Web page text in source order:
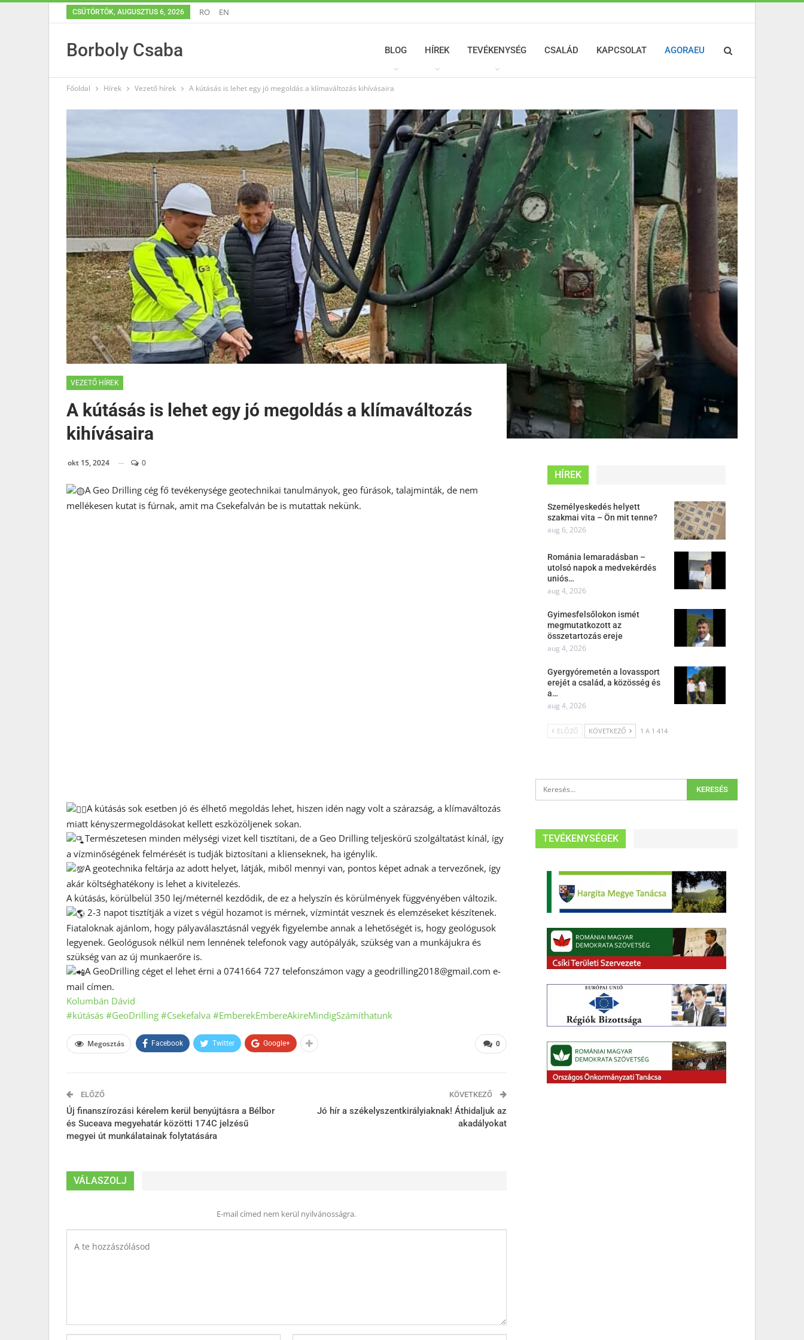
CSÜTÖRTÖK, AUGUSZTUS 6, 2026 RO EN
Borboly Csaba BLOG HÍREK TEVÉKENYSÉG CSALÁD KAPCSOLAT AGORAEU
Főoldal Hírek Vezető hírek A kútásás is lehet egy jó megoldás a klímaváltozás kihívásaira
VEZETŐ HÍREK
A kútásás is lehet egy jó megoldás a klímaváltozás
kihívásaira
okt 15, 2024 0
A Geo Drilling cég fő tevékenysége geotechnikai tanulmányok, geo fúrások, talajminták, de nem
mellékesen kutat is fúrnak, amit ma Csekefalván be is mutattak nekünk.
A kútásás sok esetben jó és élhető megoldás lehet, hiszen idén nagy volt a szárazság, a klímaváltozás
miatt kényszermegoldásokat kellett eszközöljenek sokan.
Természetesen minden mélységi vizet kell tisztítani, de a Geo Drilling teljeskörű szolgáltatást kínál, így
a vízminőségének felmérését is tudják biztosítani a klienseknek, ha igénylik.
A geotechnika feltárja az adott helyet, látják, miből mennyi van, pontos képet adnak a tervezőnek, így
akár költséghatékony is lehet a kivitelezés.
A kútásás, körülbelül 350 lej/méternél kezdődik, de ez a helyszín és körülmények függvényében változik.
2-3 napot tisztítják a vizet s végül hozamot is mérnek, vízmintát vesznek és elemzéseket készítenek.
Fiataloknak ajánlom, hogy pályaválasztásnál vegyék figyelembe annak a lehetőségét is, hogy geológusok
legyenek. Geológusok nélkül nem lennének telefonok vagy autópályák, szükség van a munkájukra és
szükség van az új munkaerőre is.
A GeoDrilling céget el lehet érni a 0741664 727 telefonszámon vagy a geodrilling2018@gmail.com e-
mail címen.
Kolumbán Dávid
#kútásás #GeoDrilling #Csekefalva #EmberekEmbereAkireMindigSzámíthatunk
0
Megosztás Facebook Twitter Google+
ELŐZŐ
Új finanszírozási kérelem kerül benyújtásra a Bélbor
és Suceava megyehatár közötti 174C jelzésű
megyei út munkálatainak folytatására
KÖVETKEZŐ
Jó hír a székelyszentkirályiaknak! Áthidaljuk az
akadályokat
VÁLASZOLJ
E-mail címed nem kerül nyilvánosságra.
HÍREK
Személyeskedés helyett
szakmai vita – Ön mit tenne?
aug 6, 2026
Románia lemaradásban –
utolsó napok a medvekérdés
uniós…
aug 4, 2026
Gyimesfelsőlokon ismét
megmutatkozott az
összetartozás ereje
aug 4, 2026
Gyergyóremetén a lovassport
erejét a család, a közösség és
a…
aug 4, 2026
ELŐZŐ KÖVETKEZŐ 1 A 1 414
TEVÉKENYSÉGEK